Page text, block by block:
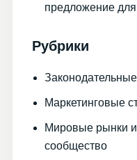
предложение
Рубрики
Маркетинговые
Мировые рынки
сообщество